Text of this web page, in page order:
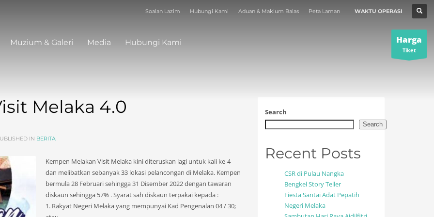
WAKTU OPERASI MUZIUM
Isnin : TUTUP
Ahad
Soalan Lazim Hubungi Kami Aduan & Maklum Balas Peta Laman WAKTU OPERASI
Muzium & Galeri Media Hubungi Kami Harga
Tiket
Melaka 4.0
IN BERITA
Kempen Melakan Visit Melaka kini diteruskan lagi untuk kali ke-4
dan melibatkan sebanyak 33 lokasi pelancongan di Melaka. Kempen
bermula 28 Februari sehingga 31 Disember 2022 dengan tawaran
diskaun sehingga 57% . Syarat sah diskaun terpakai kepada :
1. Rakyat Negeri Melaka yang mempunyai Kad Pengenalan 04 / 30;
Search
Search
Recent Posts
CSR di Pulau Nangka
Bengkel Story Teller
Fiesta Santai Adat Pepatih
Negeri Melaka